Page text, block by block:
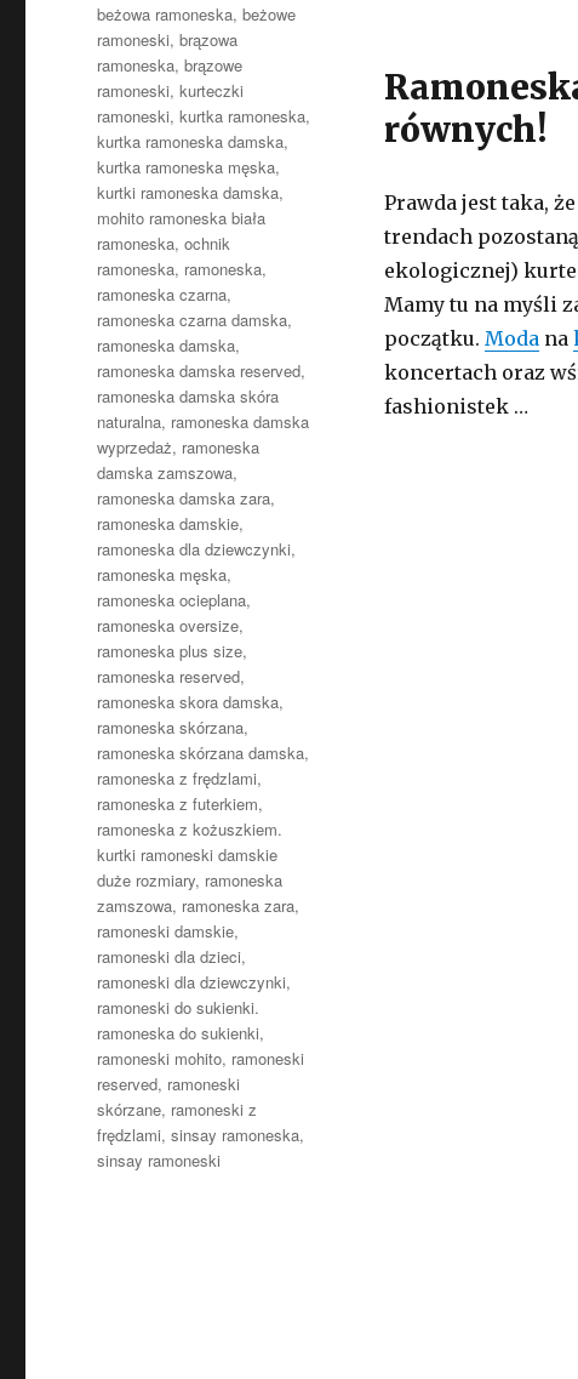
równych!
Prawda jest taka,
trendach
ekologicznej)
Mamy tu na myśli
początku. Modana
koncertach oraz
fashionistek …
Tagi
beżowa ramoneska,beżowe
ramoneski,brązowa
ramoneska,brązowe
ramoneski,kurteczki
ramoneski,kurtka ramoneska,
kurtka ramoneska damska,
kurtka ramoneska męska,
kurtki ramoneska damska,
mohito ramoneska biała
ramoneska,ochnik
ramoneska, ramoneska,
ramoneska czarna,
ramoneska czarna damska,
ramoneska damska,
ramoneska damska reserved,
ramoneska damska skóra
naturalna, ramoneska damska
wyprzedaż, ramoneska
damska zamszowa,
ramoneska damska zara,
ramoneska damskie,
ramoneska dla dziewczynki,
ramoneska męska,
ramoneska ocieplana,
ramoneska oversize,
ramoneska plus size,
ramoneska reserved,
ramoneska skora damska,
ramoneska skórzana,
ramoneska skórzana damska,
ramoneska z frędzlami,
ramoneska z futerkiem,
ramoneska z kożuszkiem.
kurtki ramoneski damskie
duże rozmiary, ramoneska
zamszowa, ramoneska zara,
ramoneski damskie,
ramoneski dla dzieci,
ramoneski dla dziewczynki,
ramoneski do sukienki.
ramoneska do sukienki,
ramoneski mohito, ramoneski
reserved, ramoneski
skórzane, ramoneski z
frędzlami,sinsay ramoneska,
sinsay ramoneski